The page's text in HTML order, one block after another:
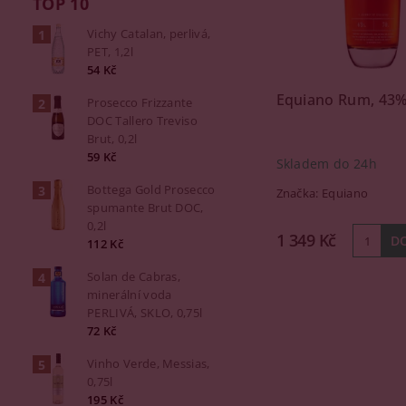
Vichy Catalan, perlivá,
PET, 1,2l
54 Kč
Prosecco Frizzante
DOC Tallero Treviso
Brut, 0,2l
59 Kč
Bottega Gold Prosecco
spumante Brut DOC,
0,2l
112 Kč
Solan de Cabras,
minerální voda
PERLIVÁ, SKLO, 0,75l
72 Kč
Vinho Verde, Messias,
0,75l
195 Kč
Equiano Rum,
Skladem do 24h
Značka: Equiano
1 349 Kč